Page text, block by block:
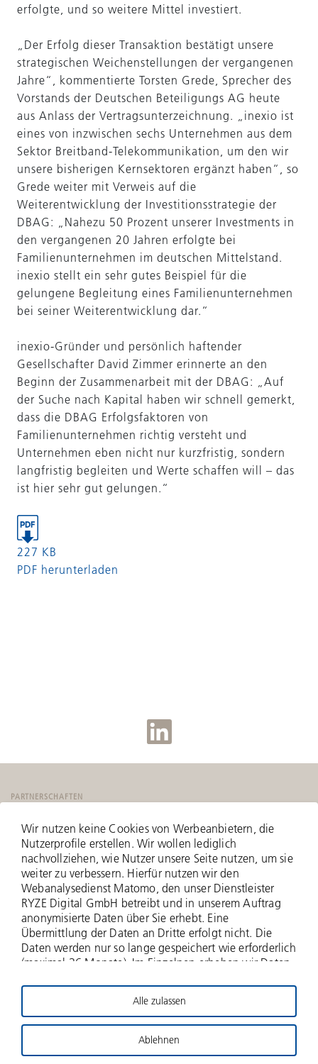
erfolgte, und so weitere Mittel investiert.
„Der Erfolg dieser Transaktion bestätigt unsere
strategischen Weichenstellungen der vergangenen
Jahre“, kommentierte Torsten Grede, Sprecher des
Vorstands der Deutschen Beteiligungs AG heute
aus Anlass der Vertragsunterzeichnung. „inexio ist
eines von inzwischen sechs Unternehmen aus dem
Sektor Breitband-Telekommunikation, um den wir
unsere bisherigen Kernsektoren ergänzt haben“, so
Grede weiter mit Verweis auf die
Weiterentwicklung der Investitionsstrategie der
DBAG: „Nahezu 50 Prozent unserer Investments in
den vergangenen 20 Jahren erfolgte bei
Familienunternehmen im deutschen Mittelstand.
inexio stellt ein sehr gutes Beispiel für die
gelungene Begleitung eines Familienunternehmen
bei seiner Weiterentwicklung dar.“
inexio-Gründer und persönlich haftender
Gesellschafter David Zimmer erinnerte an den
Beginn der Zusammenarbeit mit der DBAG: „Auf
der Suche nach Kapital haben wir schnell gemerkt,
dass die DBAG Erfolgsfaktoren von
Familienunternehmen richtig versteht und
Unternehmen eben nicht nur kurzfristig, sondern
langfristig begleiten und Werte schaffen will – das
ist hier sehr gut gelungen.“
227 KB
PDF herunterladen
PARTNERSCHAFTEN
© 2026 Deutsche Beteiligungs AG
Wir nutzen keine Cookies von Werbeanbietern, die
Nutzerprofile erstellen. Wir wollen lediglich
nachvollziehen, wie Nutzer unsere Seite nutzen, um sie
weiter zu verbessern. Hierfür nutzen wir den
Webanalysedienst Matomo, den unser Dienstleister
RYZE Digital GmbH betreibt und in unserem Auftrag
anonymisierte Daten über Sie erhebt. Eine
Übermittlung der Daten an Dritte erfolgt nicht. Die
Daten werden nur so lange gespeichert wie erforderlich
(maximal 36 Monate). Im Einzelnen erheben wir Daten
werden erfasst), zu aufgerufenen Webseiten und Ihrer
Verweildauer hierauf, Häufigkeit der Aufrufe, zu
Suchanfragen und Downloads, und über weitere
Interaktionen auf der Website, und schließlich
Informationen über Ihren Browser- und das
Ablehnen
Alle zulassen